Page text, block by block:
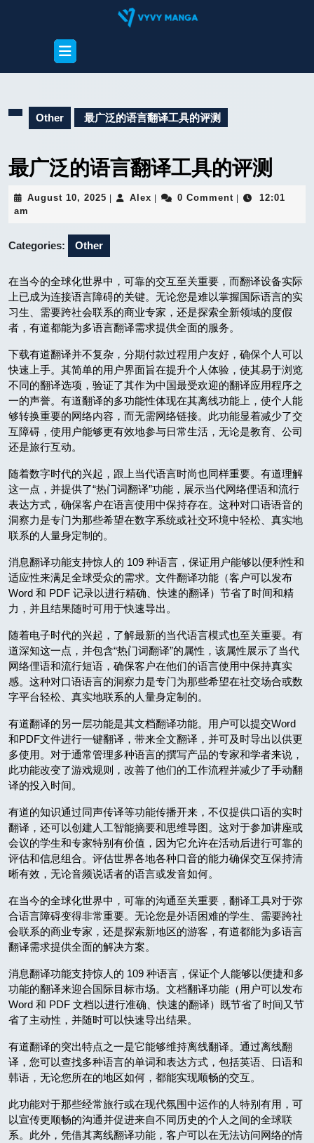
Open
Button
Other 最广泛的语言翻译工具的评测
最广泛的语言翻译工具的评测
August 10, 2025 AugustAlex Alex 0 Comment
12:01
am
Categories: Other
在当今的全球化世界中，可靠的交互至关重要，而翻译设备实际
上已成为连接语言障碍的关键。无论您是难以掌握国际语言的实
习生、需要跨社会联系的商业专家，还是探索全新领域的度假
者，有道都能为多语言翻译需求提供全面的服务。
下载有道翻译并不复杂，分期付款过程用户友好，确保个人可以
快速上手。其简单的用户界面旨在提升个人体验，使其易于浏览
不同的翻译选项，验证了其作为中国最受欢迎的翻译应用程序之
一的声誉。有道翻译的多功能性体现在其离线功能上，使个人能
够转换重要的网络内容，而无需网络链接。此功能显着减少了交
互障碍，使用户能够更有效地参与日常生活，无论是教育、公司
还是旅行互动。
随着数字时代的兴起，跟上当代语言时尚也同样重要。有道理解
这一点，并提供了“热门词翻译”功能，展示当代网络俚语和流行
表达方式，确保客户在语言使用中保持存在。这种对口语语音的
洞察力是专门为那些希望在数字系统或社交环境中轻松、真实地
联系的人量身定制的。
消息翻译功能支持惊人的 109 种语言，保证用户能够以便利性和
适应性来满足全球受众的需求。文件翻译功能（客户可以发布
Word 和 PDF 记录以进行精确、快速的翻译）节省了时间和精
力，并且结果随时可用于快速导出。
随着电子时代的兴起，了解最新的当代语言模式也至关重要。有
道深知这一点，并包含“热门词翻译”的属性，该属性展示了当代
网络俚语和流行短语，确保客户在他们的语言使用中保持真实
感。这种对口语语言的洞察力是专门为那些希望在社交场合或数
字平台轻松、真实地联系的人量身定制的。
有道翻译的另一层功能是其文档翻译功能。用户可以提交Word
和PDF文件进行一键翻译，带来全文翻译，并可及时导出以供更
多使用。对于通常管理多种语言的撰写产品的专家和学者来说，
此功能改变了游戏规则，改善了他们的工作流程并减少了手动翻
译的投入时间。
有道的知识通过同声传译等功能传播开来，不仅提供口语的实时
翻译，还可以创建人工智能摘要和思维导图。这对于参加讲座或
会议的学生和专家特别有价值，因为它允许在活动后进行可靠的
评估和信息组合。评估世界各地各种口音的能力确保交互保持清
晰有效，无论音频说话者的语言或发音如何。
在当今的全球化世界中，可靠的沟通至关重要，翻译工具对于弥
合语言障碍变得非常重要。无论您是外语困难的学生、需要跨社
会联系的商业专家，还是探索新地区的游客，有道都能为多语言
翻译需求提供全面的解决方案。
消息翻译功能支持惊人的 109 种语言，保证个人能够以便捷和多
功能的翻译来迎合国际目标市场。文档翻译功能（用户可以发布
Word 和 PDF 文档以进行准确、快速的翻译）既节省了时间又节
省了主动性，并随时可以快速导出结果。
有道翻译的突出特点之一是它能够维持离线翻译。通过离线翻
译，您可以查找多种语言的单词和表达方式，包括英语、日语和
韩语，无论您所在的地区如何，都能实现顺畅的交互。
此功能对于那些经常旅行或在现代氛围中运作的人特别有用，可
以宣传更顺畅的沟通并促进来自不同历史的个人之间的全球联
系。此外，凭借其离线翻译功能，客户可以在无法访问网络的情